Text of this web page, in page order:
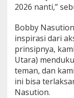
2026 nanti,”
Bobby
inspirasi dari
prinsipnya,
Utara)
teman, dan
ini bisa
Nasution.